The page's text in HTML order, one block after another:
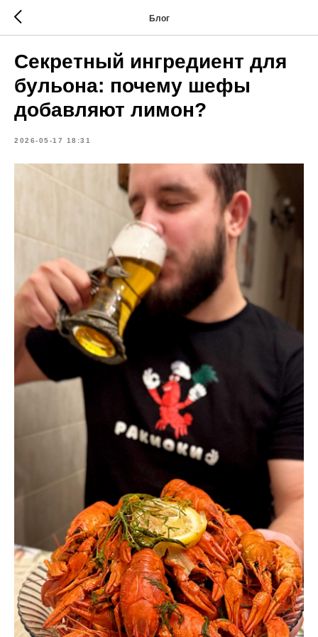
Блог
Секретный ингредиент для
бульона: почему шефы
добавляют лимон?
2026-05-17 18:31